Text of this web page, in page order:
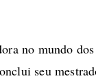
no mundo
seu